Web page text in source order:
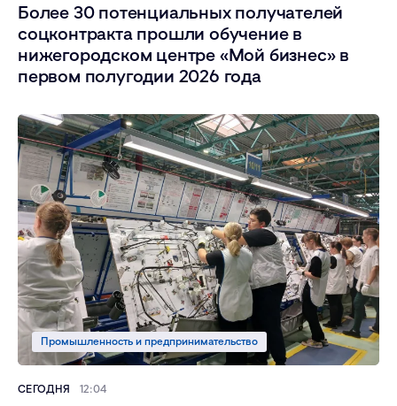
Более 30 потенциальных получателей
соцконтракта прошли обучение в
нижегородском центре «Мой бизнес» в
первом полугодии 2026 года
Промышленность и предпринимательство
СЕГОДНЯ 12:04